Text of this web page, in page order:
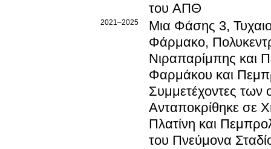
του ΑΠΘ
2021–2025
Μια Φάσης 3,
Φάρμακο,
Νιραπαρίμπης και
Φαρμάκου και
Συμμετέχοντες
Ανταποκρίθηκε σε
Πλατίνη και
του Πνεύμονα